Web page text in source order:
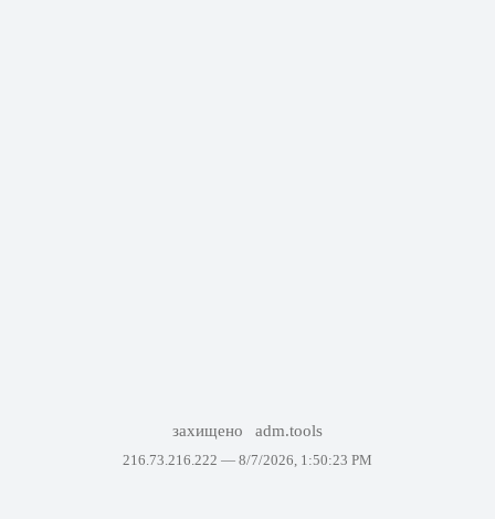
захищено adm.tools
216.73.216.222 — 8/7/2026, 1:50:23 PM